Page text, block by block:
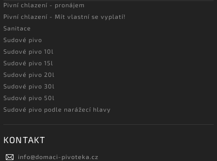
Pivní chlazení - pronájem
Pivní chlazení - Mít vlastní se vyplatí!
Sanitace
Sudové pivo
Sudové pivo 10l
Sudové pivo 15l
Sudové pivo 20l
Sudové pivo 30l
Sudové pivo 50l
Sudové pivo podle narážecí hlavy
KONTAKT
info@domaci-pivoteka.cz